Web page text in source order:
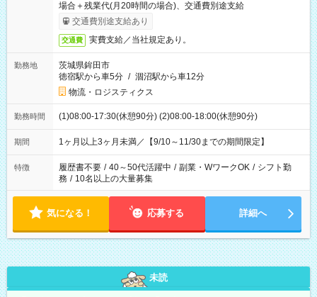
場合＋残業代(月20時間の場合)、交通費別途支給
交通費別途支給あり
交通費 実費支給／当社規定あり。
勤務地
茨城県鉾田市
徳宿駅から車5分 / 涸沼駅から車12分
物流・ロジスティクス
勤務時間 (1)08:00-17:30(休憩90分) (2)08:00-18:00(休憩90分)
期間 1ヶ月以上3ヶ月未満／【9/10～11/30までの期間限定】
特徴 履歴書不要 / 40～50代活躍中 / 副業・WワークOK / シフト勤
務 / 10名以上の大量募集
気になる！ 応募する 詳細へ
未読